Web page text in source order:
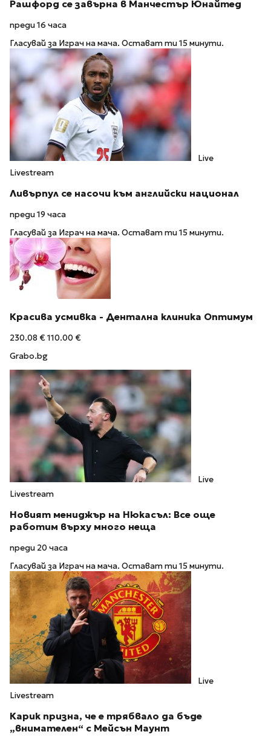
Рашфорд се завърна в Манчестър Юнайтед
преди 16 часа
Гласувай за Играч на мача. Остават ти 15 минути.
Live
Livestream
Ливърпул се насочи към английски национал
преди 19 часа
Гласувай за Играч на мача. Остават ти 15 минути.
Красива усмивка - Дентална клиника Оптимум
230.08 €110.00 €
Grabo.bg
Live
Livestream
Новият мениджър на Нюкасъл: Все още
работим върху много неща
преди 20 часа
Гласувай за Играч на мача. Остават ти 15 минути.
Live
Livestream
Карик призна, че е трябвало да бъде
„внимателен“ с Мейсън Маунт